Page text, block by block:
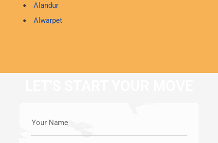
Alandur
Alwarpet
Your Name